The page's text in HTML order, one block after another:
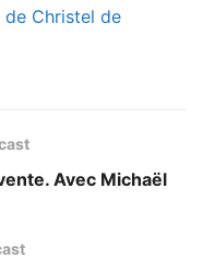
de Christel de
Avec Michaël